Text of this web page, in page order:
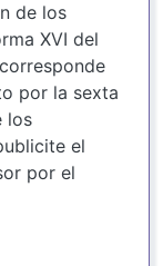
de los
XVI del
por la sexta
los
el
por el